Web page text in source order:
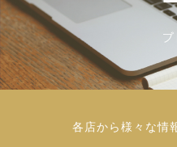
各店から様々な情